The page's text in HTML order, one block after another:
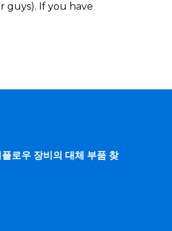
guys). If you have
로우 장비의 대체 부품 찾